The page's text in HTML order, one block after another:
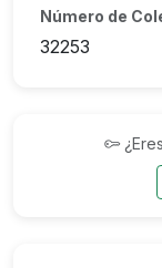
Número de
32253